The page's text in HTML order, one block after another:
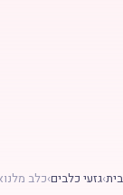
›גזעי כלבים›כלב